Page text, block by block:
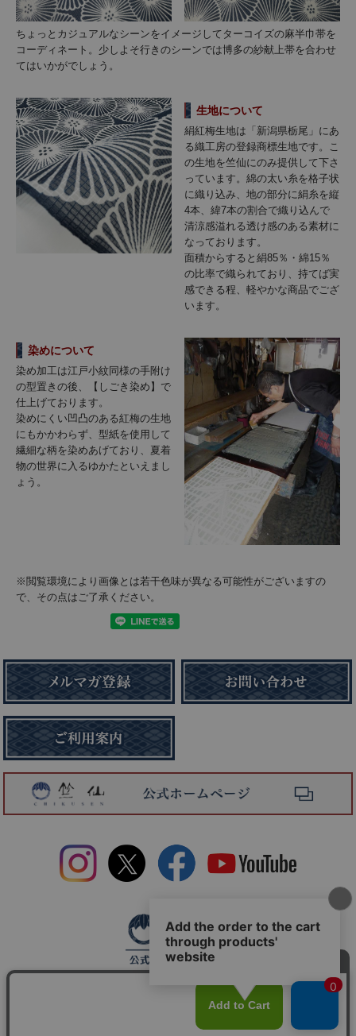
ちょっとカジュアルなシーンをイメージしてターコイズの麻半巾帯を
コーディネート。少しよそ行きのシーンでは博多の紗献上帯を合わせ
てはいかがでしょう。
生地について
絹紅梅生地は「新潟県栃尾」にあ
る織工房の登録商標生地です。こ
の生地を竺仙にのみ提供して下さ
っています。綿の太い糸を格子状
に織り込み、地の部分に絹糸を縦
4本、緯7本の割合で織り込んで
清涼感溢れる透け感のある素材に
なっております。
面積からすると絹85％・綿15％
の比率で織られており、持てば実
感できる程、軽やかな商品でござ
います。
染めについて
染め加工は江戸小紋同様の手附け
の型置きの後、【しごき染め】で
仕上げております。
染めにくい凹凸のある紅梅の生地
にもかかわらず、型紙を使用して
繊細な柄を染めあげており、夏着
物の世界に入るゆかたといえまし
ょう。
※閲覧環境により画像とは若干色味が異なる可能性がございますの
で、その点はご了承ください。
特定商取引法に関する表示